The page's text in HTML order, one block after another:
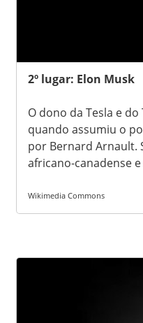
2º lugar: Elon Musk
O dono da Tesla e
quando assumiu o
por Bernard Arnault.
africano-canadense
Wikimedia Commons